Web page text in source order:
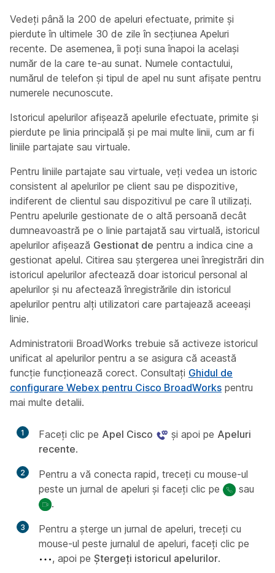
Vedeți până la 200 de apeluri efectuate, primite și
pierdute în ultimele 30 de zile în secțiunea Apeluri
recente. De asemenea, îi poți suna înapoi la același
număr de la care te-au sunat. Numele contactului,
numărul de telefon și tipul de apel nu sunt afișate pentru
numerele necunoscute.
Istoricul apelurilor afișează apelurile efectuate, primite și
pierdute pe linia principală și pe mai multe linii, cum ar fi
liniile partajate sau virtuale.
Pentru liniile partajate sau virtuale, veți vedea un istoric
consistent al apelurilor pe client sau pe dispozitive,
indiferent de clientul sau dispozitivul pe care îl utilizați.
Pentru apelurile gestionate de o altă persoană decât
dumneavoastră pe o linie partajată sau virtuală, istoricul
apelurilor afișează Gestionat de pentru a indica cine a
gestionat apelul. Citirea sau ștergerea unei înregistrări din
istoricul apelurilor afectează doar istoricul personal al
apelurilor și nu afectează înregistrările din istoricul
apelurilor pentru alți utilizatori care partajează aceeași
linie.
Administratorii BroadWorks trebuie să activeze istoricul
unificat al apelurilor pentru a se asigura că această
funcție funcționează corect. Consultați Ghidul de
configurare Webex pentru Cisco BroadWorks pentru
mai multe detalii.
1 Faceți clic pe Apel Cisco și apoi pe Apeluri
recente.
2
Pentru a vă conecta rapid, treceți cu mouse-ul
peste un jurnal de apeluri și faceți clic pe
sau
.
3
Pentru a șterge un jurnal de apeluri, treceți cu
mouse-ul peste jurnalul de apeluri, faceți clic pe
, apoi pe Ștergeți istoricul apelurilor.